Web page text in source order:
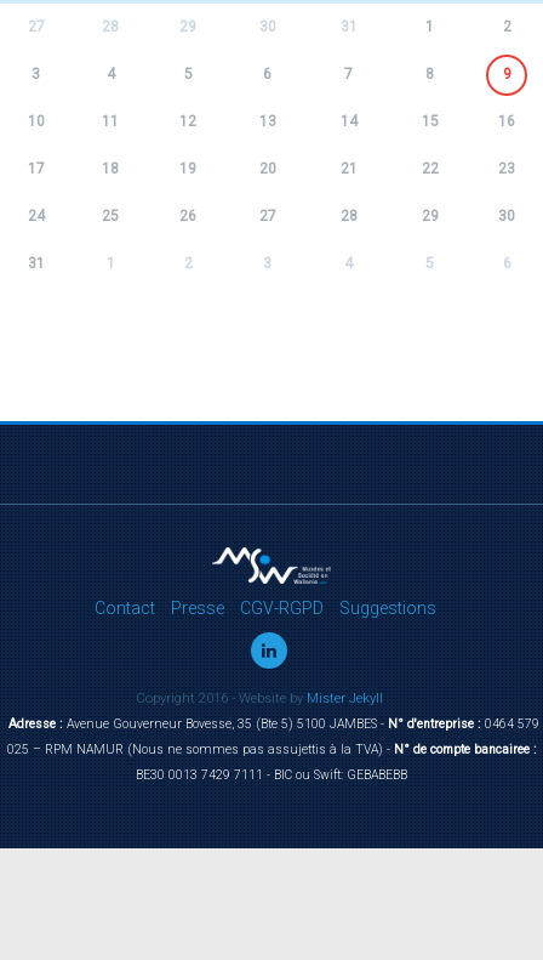
27 28 29 30 31 1 2
3 4 5 6 7 8 9
10 11 12 13 14 15 16
17 18 19 20 21 22 23
24 25 26 27 28 29 30
31 1 2 3 4 5 6
Contact Presse CGV-RGPD Suggestions
Copyright 2016 - Website byMister Jekyll
Adresse :Avenue Gouverneur Bovesse, 35 (Bte 5) 5100 JAMBES -N° d'entreprise :0464 579
025 – RPM NAMUR (Nous ne sommes pas assujettis à la TVA) -N° de compte bancairee :
BE30 0013 7429 7111 - BIC ou Swift: GEBABEBB